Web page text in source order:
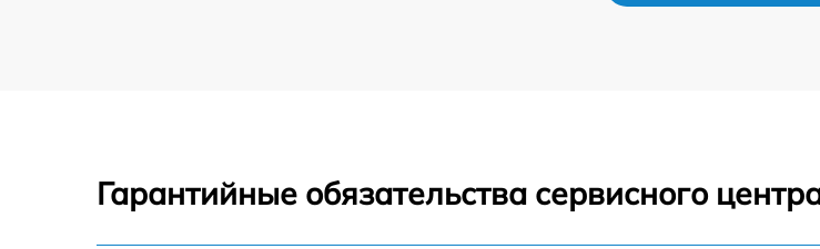
Ремонт двигателя вытяжки Midea от 60 мин
Гарантийные обязательства сервисного